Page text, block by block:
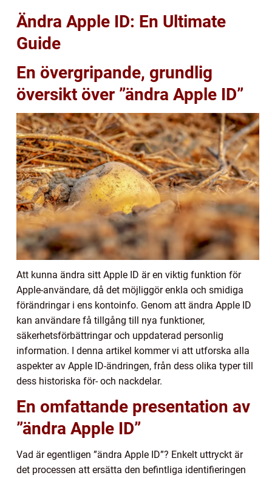
Ändra Apple ID: En Ultimate
Guide
En övergripande, grundlig
översikt över ”ändra Apple ID”
Att kunna ändra sitt Apple ID är en viktig funktion för
Apple-användare, då det möjliggör enkla och smidiga
förändringar i ens kontoinfo. Genom att ändra Apple ID
kan användare få tillgång till nya funktioner,
säkerhetsförbättringar och uppdaterad personlig
information. I denna artikel kommer vi att utforska alla
aspekter av Apple ID-ändringen, från dess olika typer till
dess historiska för- och nackdelar.
En omfattande presentation av
”ändra Apple ID”
Vad är egentligen ”ändra Apple ID”? Enkelt uttryckt är
det processen att ersätta den befintliga identifieringen